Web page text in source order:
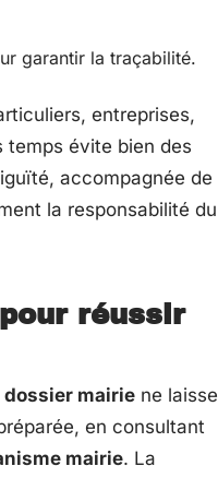
garantir la traçabilité.
entreprises,
temps évite bien des
accompagnée de
la responsabilité du
réussir
dossier mairie ne laisse
en consultant
mairie. La